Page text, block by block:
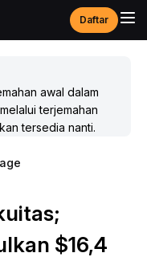
Daftar
awal dalam
terjemahan
tersedia nanti.
$16,4